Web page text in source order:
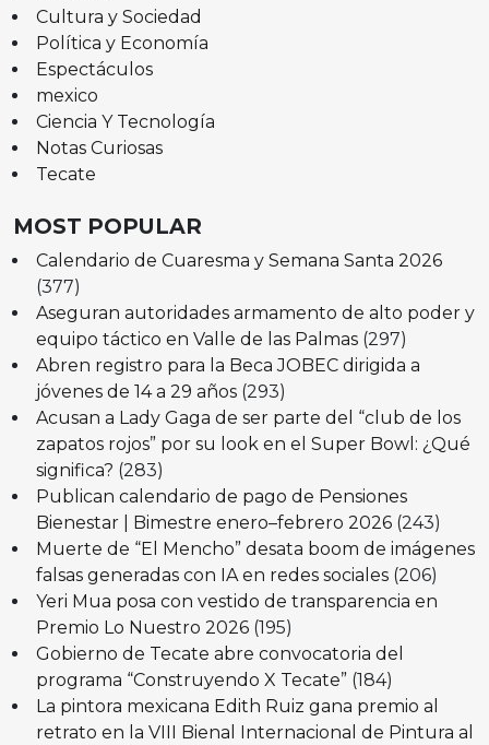
Cultura y Sociedad
Política y Economía
Espectáculos
mexico
Ciencia Y Tecnología
Notas Curiosas
Tecate
MOST POPULAR
Calendario de Cuaresma y Semana Santa 2026
(377)
Aseguran autoridades armamento de alto poder y
equipo táctico en Valle de las Palmas (297)
Abren registro para la Beca JOBEC dirigida a
jóvenes de 14 a 29 años (293)
Acusan a Lady Gaga de ser parte del “club de los
zapatos rojos” por su look en el Super Bowl: ¿Qué
significa? (283)
Publican calendario de pago de Pensiones
Bienestar | Bimestre enero–febrero 2026 (243)
Muerte de “El Mencho” desata boom de imágenes
falsas generadas con IA en redes sociales (206)
Yeri Mua posa con vestido de transparencia en
Premio Lo Nuestro 2026 (195)
Gobierno de Tecate abre convocatoria del
programa “Construyendo X Tecate” (184)
La pintora mexicana Edith Ruiz gana premio al
retrato en la VIII Bienal Internacional de Pintura al